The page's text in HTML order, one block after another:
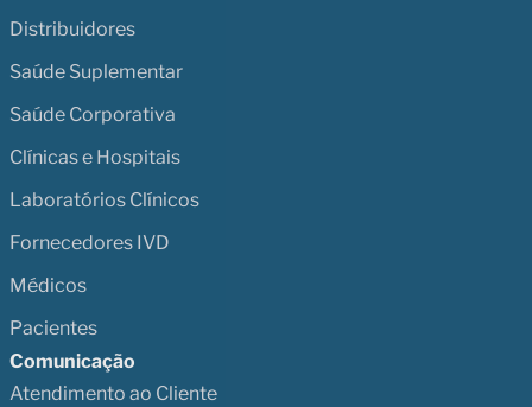
Distribuidores
Saúde Suplementar
Saúde Corporativa
Clínicas e Hospitais
Laboratórios Clínicos
Fornecedores IVD
Médicos
Pacientes
Comunicação
Atendimento ao Cliente